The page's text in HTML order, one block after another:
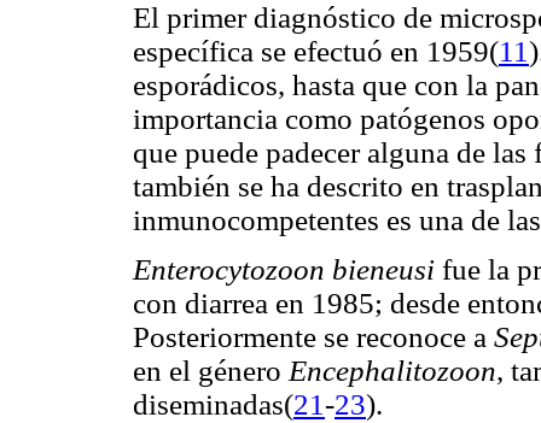
El primer diagnóstico de
específica se efectuó en 1959(11
esporádicos, hasta que con la
importancia como patógenos
que puede padecer alguna de
también se ha descrito en
inmunocompetentes es una de
Enterocytozoon bieneusi fue la
con diarrea en 1985; desde
Posteriormente se reconoce a
en el género Encephalitozoon,
diseminadas(21 -23).